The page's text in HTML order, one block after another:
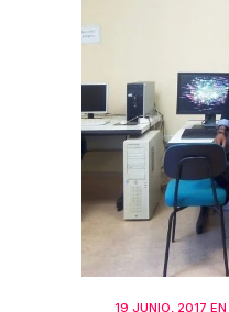
19 JUNIO, 2017 EN